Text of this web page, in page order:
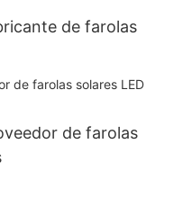
de farolas
de farolas